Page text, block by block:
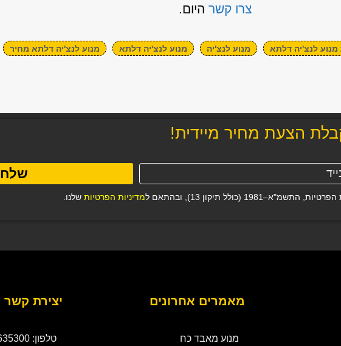
צרו קשר היום.
לנצ'יה דלתא מנוע לנצ'יה מנוע לנצ'יה דלתא מנוע לנצ'יה דלתא מחיר
הצעת מחיר מיידית!
(כולל תיקון 13), ובהתאם ל מדיניות הפרטיות שלנו.
שלח
מאמרים אחרונים
מנוע מאבד כח
יצירת קשר
טלפון: 077-3635300